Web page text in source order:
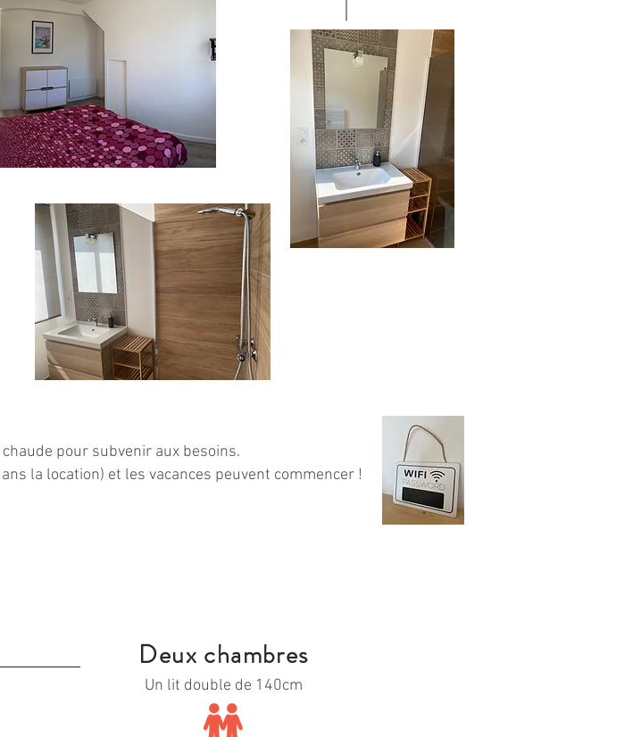
pour subvenir aux besoins.
la location) et les vacances peuvent commencer !
Deux chambres
Un lit double de 140cm